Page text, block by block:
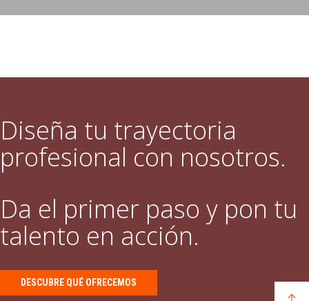
Diseña tu trayectoria
profesional con nosotros.
Da el primer paso y pon tu
talento en acción.
DESCUBRE QUÉ OFRECEMOS